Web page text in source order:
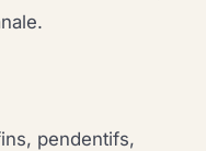
pendentifs,